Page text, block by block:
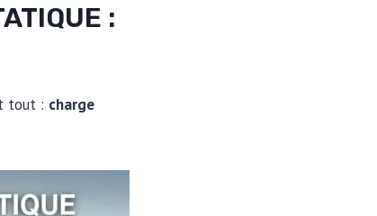
:
tout : charge